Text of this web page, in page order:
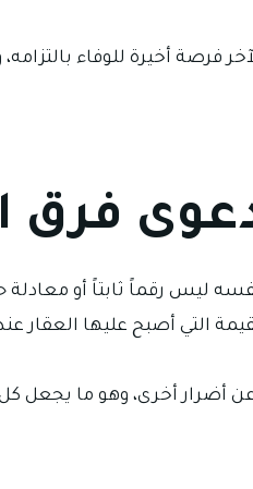
أخيرة للوفاء
فرق
نفسه ليس رقماً ثابتاً أو
التي أصبح عليها العقار
أضرار أخرى، وهو ما يجعل